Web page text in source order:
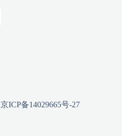
京ICP备14029665号-27